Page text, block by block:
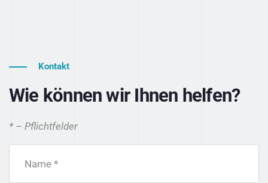
Kontakt
Wie können wir Ihnen helfen?
* – Pflichtfelder
Name *